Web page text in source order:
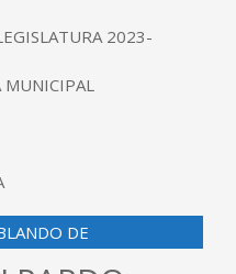
2023-
MUNICIPAL
DE